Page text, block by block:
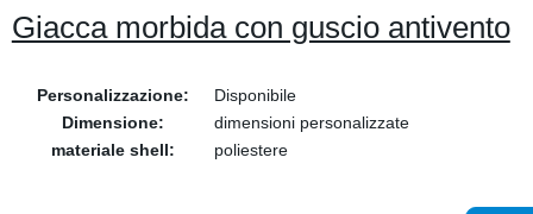
Giacca morbida con guscio antivento
Personalizzazione:
Disponibile
Dimensione:
dimensioni personalizzate
materiale shell:
poliestere